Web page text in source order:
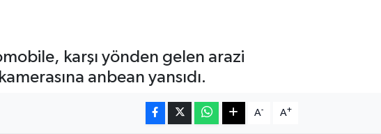
karşı yönden gelen arazi
anbean yansıdı.
A- A+